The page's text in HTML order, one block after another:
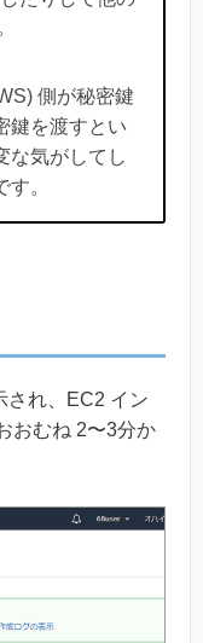
側が秘密鍵
鍵を渡すとい
な気がしてし
。
され、EC2 イン
おむね 2〜3分か